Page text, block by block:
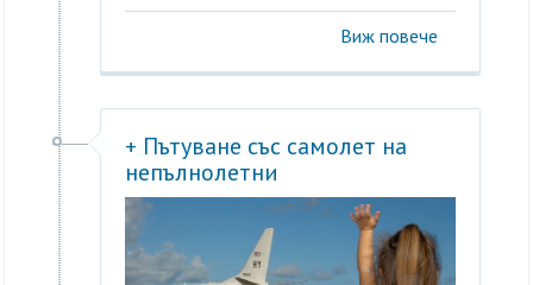
Виж повече
+ Пътуване със самолет на
непълнолетни